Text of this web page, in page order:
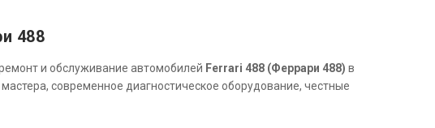
488
и обслуживание автомобилей Ferrari 488 (Феррари 488) в
современное диагностическое оборудование, честные